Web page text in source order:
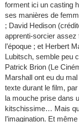
forment ici un casting
ses manières de
; David Hedison
apprenti-sorcier assez
l’époque ; et Herbert
Lubitsch, semble peu
Patrick Brion (Le
Marshall ont eu du
texte durant le film,
la mouche prise dans
kitschissime… Mais
l’imagination. Et